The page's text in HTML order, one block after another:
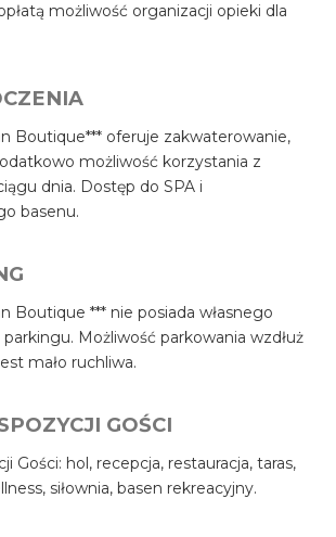
możliwość organizacji opieki dla
Boutique*** oferuje zakwaterowanie,
możliwość korzystania z
dnia. Dostęp do SPA i
basenu.
Boutique *** nie posiada własnego
Możliwość parkowania wzdłuż
mało ruchliwa.
GOŚCI
Gości: hol, recepcja, restauracja, taras,
siłownia, basen rekreacyjny.